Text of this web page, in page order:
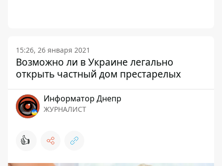
15:26, 26 января 2021
Возможно ли в Украине легально
открыть частный дом престарелых
Информатор Днепр
ЖУРНАЛИСТ
👍